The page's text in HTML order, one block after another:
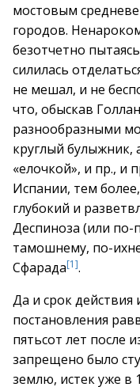
мостовым
городов.
безотчетно
силилась
не мешал, и не
что, обыскав
разнообразными
круглый булыжник,
«елочкой», и пр., и
Испании, тем
глубокий и
Деспиноза (или
тамошнему, по-
Сфарада[1].
Да и срок действия
постановления
пятьсот лет после
запрещено было
землю, истек уже в